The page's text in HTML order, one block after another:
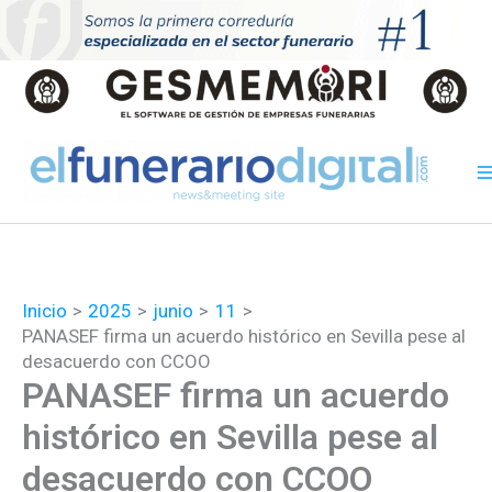
contenido
Inicio 2025 junio
11
PANASEF firma un acuerdo histórico en Sevilla pese al
desacuerdo con CCOO
PANASEF firma un acuerdo
histórico en Sevilla pese al
desacuerdo con CCOO